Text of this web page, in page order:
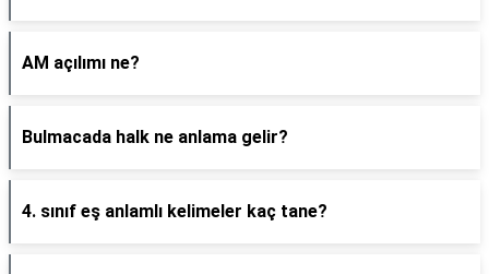
AM açılımı ne?
Bulmacada halk ne anlama gelir?
4. sınıf eş anlamlı kelimeler kaç tane?